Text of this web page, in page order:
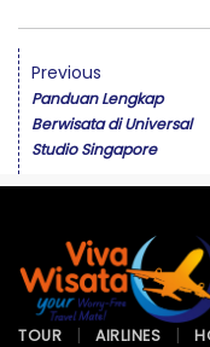
Previous
Panduan Lengkap
Berwisata di Universal
Studio Singapore
TOUR AIRLINES